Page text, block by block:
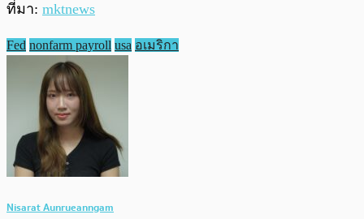
ที่มา: mktnews
Fed nonfarm payroll usa อเมริกา
Nisarat Aunrueanngam